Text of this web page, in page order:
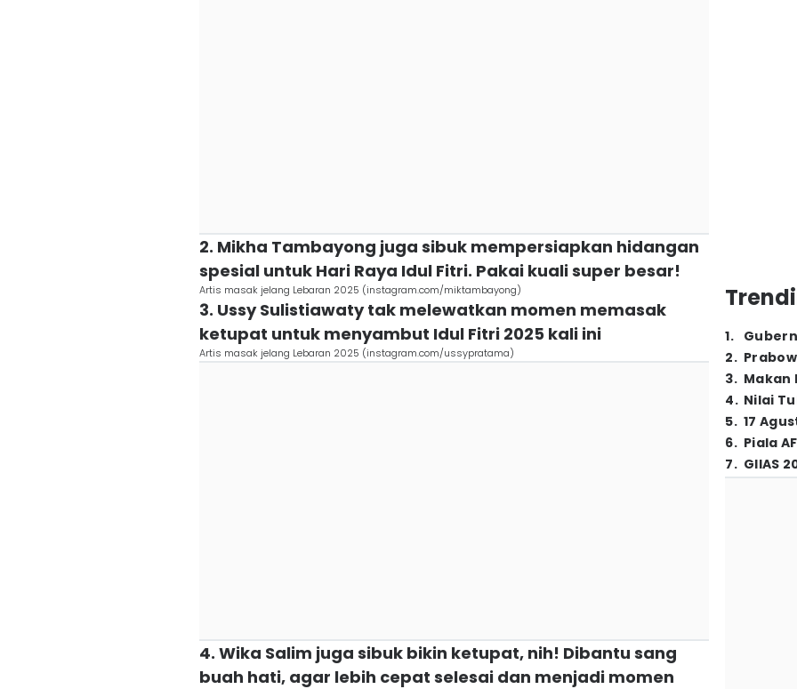
2. Mikha Tambayong juga sibuk mempersiapkan hidangan
spesial untuk Hari Raya Idul Fitri. Pakai kuali super besar!
Artis masak jelang Lebaran 2025 (instagram.com/miktambayong)
3. Ussy Sulistiawaty tak melewatkan momen memasak
ketupat untuk menyambut Idul Fitri 2025 kali ini
Artis masak jelang Lebaran 2025 (instagram.com/ussypratama)
4. Wika Salim juga sibuk bikin ketupat, nih! Dibantu sang
buah hati, agar lebih cepat selesai dan menjadi momen
1.
2.
3. Makan
4. Nilai
5. 17
6. Piala
7. GIIAS